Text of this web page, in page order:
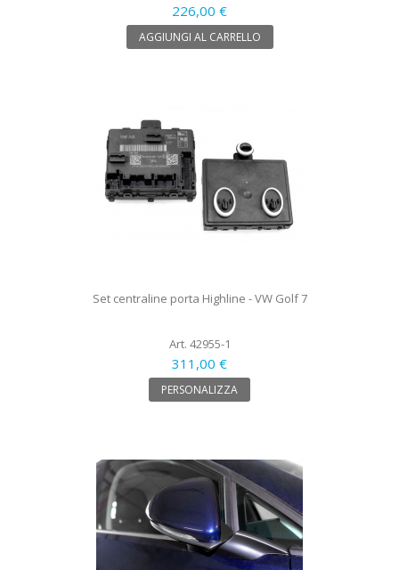
226,00 €
AGGIUNGI AL CARRELLO
Set centraline porta Highline - VW Golf 7
Art. 42955-1
311,00 €
PERSONALIZZA